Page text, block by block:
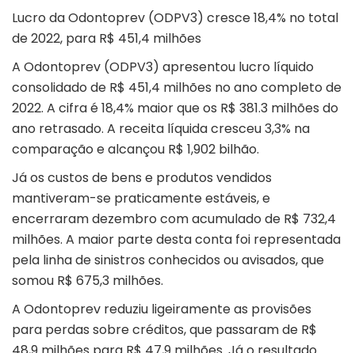
Lucro da Odontoprev (ODPV3) cresce 18,4% no total
de 2022, para R$ 451,4 milhões
A Odontoprev (ODPV3) apresentou lucro líquido
consolidado de R$ 451,4 milhões no ano completo de
2022. A cifra é 18,4% maior que os R$ 381.3 milhões do
ano retrasado. A receita líquida cresceu 3,3% na
comparação e alcançou R$ 1,902 bilhão.
Já os custos de bens e produtos vendidos
mantiveram-se praticamente estáveis, e
encerraram dezembro com acumulado de R$ 732,4
milhões. A maior parte desta conta foi representada
pela linha de sinistros conhecidos ou avisados, que
somou R$ 675,3 milhões.
A Odontoprev reduziu ligeiramente as provisões
para perdas sobre créditos, que passaram de R$